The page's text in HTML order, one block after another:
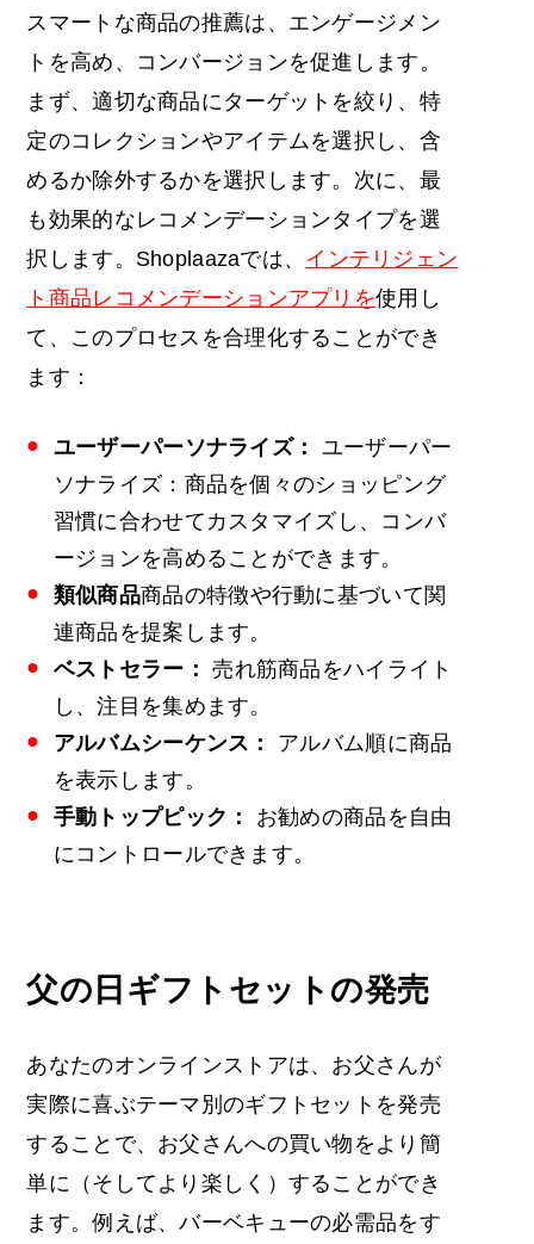
スマートな商品の推薦は、エンゲージメン
トを高め、コンバージョンを促進します。
まず、適切な商品にターゲットを絞り、特
定のコレクションやアイテムを選択し、含
めるか除外するかを選択します。次に、最
も効果的なレコメンデーションタイプを選
択します。Shoplaazaでは、 インテリジェン
ト商品レコメンデーションアプリを使用し
て、このプロセスを合理化することができ
ます：
ユーザーパーソナライズ： ユーザーパー
ソナライズ：商品を個々のショッピング
習慣に合わせてカスタマイズし、コンバ
ージョンを高めることができます。
類似商品商品の特徴や行動に基づいて関
連商品を提案します。
ベストセラー：売れ筋商品をハイライト
し、注目を集めます。
アルバムシーケンス： アルバム順に商品
を表示します。
手動トップピック： お勧めの商品を自由
にコントロールできます。
父の日ギフトセットの発売
あなたのオンラインストアは、お父さんが
実際に喜ぶテーマ別のギフトセットを発売
することで、お父さんへの買い物をより簡
単に（そしてより楽しく）することができ
ます。例えば、バーベキューの必需品をす